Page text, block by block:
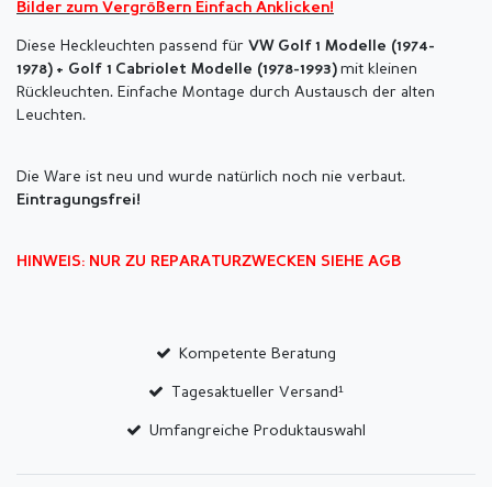
Bilder zum Vergrößern Einfach Anklicken!
Diese Heckleuchten passend für VW Go lf 1 Modelle (1974-
1978) + Golf 1 Cabriolet Modelle (1978-1993) mit kleinen
Rückleuchten. Einfache Montage durch Austausch der alten
Leuchten.
Die Ware ist neu und wurde natürlich noch nie verbaut.
Eintragungsfrei!
HINWEIS: NUR ZU REPARATURZWECKEN SIEHE AGB
Kompetente Beratung
Tagesaktueller Versand¹
Umfangreiche Produktauswahl